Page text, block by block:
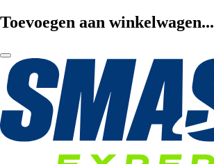
Toevoegen aan winkelwagen...